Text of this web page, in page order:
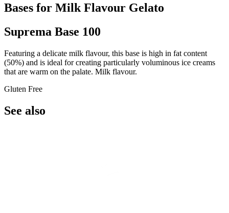
Bases for Milk Flavour Gelato
Suprema Base 100
Featuring a delicate milk flavour, this base is high in fat content
(50%) and is ideal for creating particularly voluminous ice creams
that are warm on the palate. Milk flavour.
Gluten Free
See also